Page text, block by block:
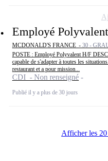
Employé
MCDONALD'S FRANCE - 30 -
POSTE : Employé Polyvalent H/F
capable de s'adapter à toutes les
restaurant et a pour mission...
CDI - Non renseigné
Publié il y a plus de 30 jours
Afficher les